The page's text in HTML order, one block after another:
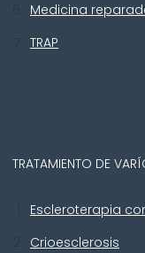
Medicina
TRAP
TRATAMIENTO DE
Escleroterapia
Crioesclerosis